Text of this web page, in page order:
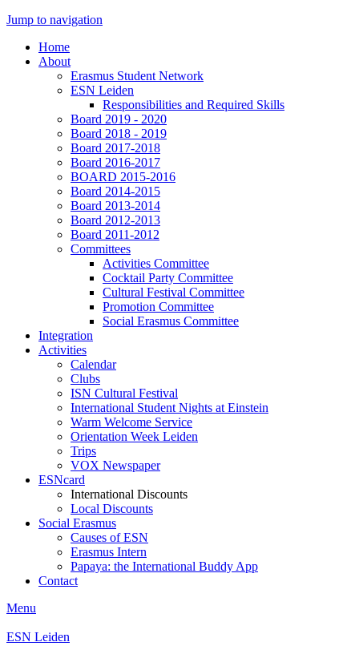
Jump to navigation
Home
About
Erasmus Student Network
ESN Leiden
Responsibilities and Required Skills
Board 2019 - 2020
Board 2018 - 2019
Board 2017-2018
Board 2016-2017
BOARD 2015-2016
Board 2014-2015
Board 2013-2014
Board 2012-2013
Board 2011-2012
Committees
Activities Committee
Cocktail Party Committee
Cultural Festival Committee
Promotion Committee
Social Erasmus Committee
Integration
Activities
Calendar
Clubs
ISN Cultural Festival
International Student Nights at Einstein
Warm Welcome Service
Orientation Week Leiden
Trips
VOX Newspaper
ESNcard
International Discounts
Local Discounts
Social Erasmus
Causes of ESN
Erasmus Intern
Papaya: the International Buddy App
Contact
Menu
ESN Leiden